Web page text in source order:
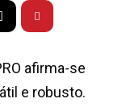
afirma-se
e robusto.